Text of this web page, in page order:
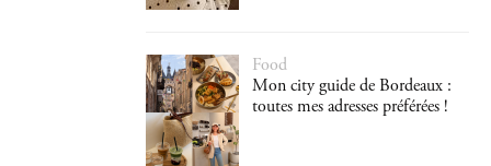
Food
Mon city guide de Bordeaux :
toutes mes adresses préférées !